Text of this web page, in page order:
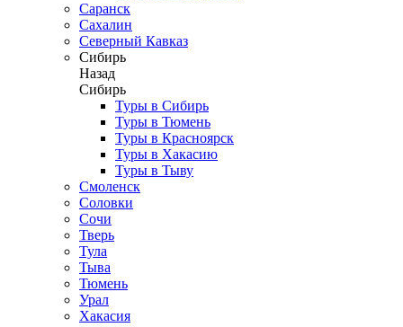
Саранск
Сахалин
Северный Кавказ
Сибирь
Назад
Сибирь
Туры в Сибирь
Туры в Тюмень
Туры в Красноярск
Туры в Хакасию
Туры в Тыву
Смоленск
Соловки
Сочи
Тверь
Тула
Тыва
Тюмень
Урал
Хакасия